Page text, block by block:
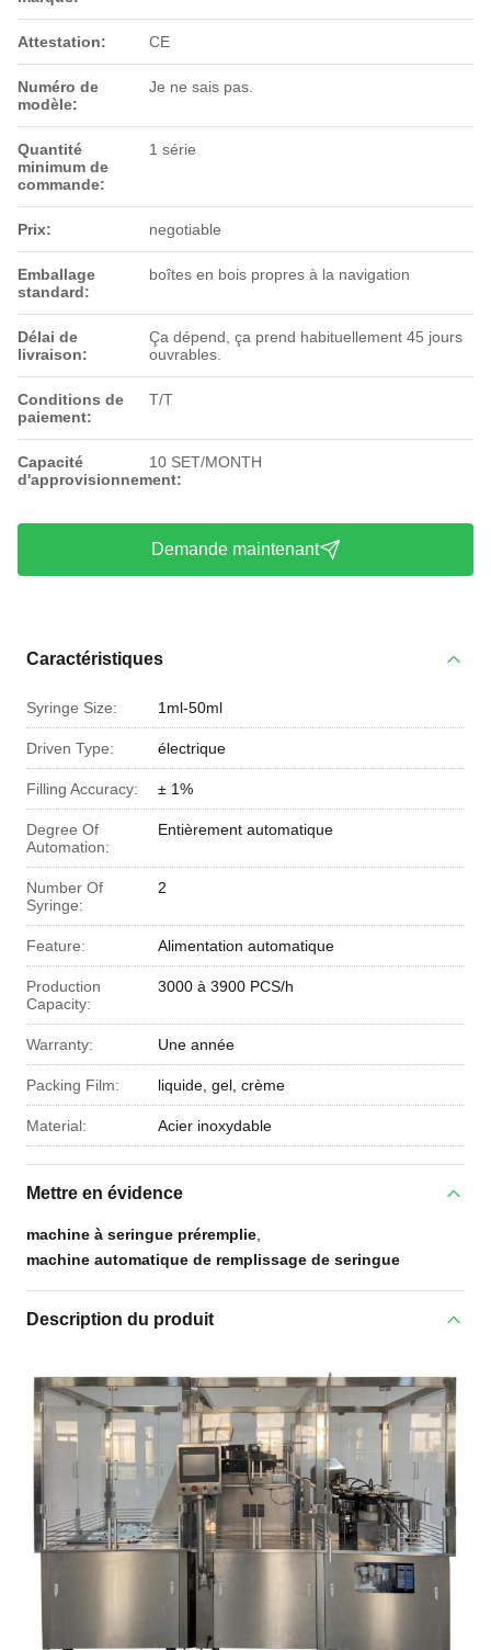
Attestation: CE
Numéro de
modèle:
Je ne sais pas.
Quantité
minimum de
commande:
1 série
Prix: negotiable
Emballage
standard:
boîtes en bois propres à la navigation
Délai de
livraison:
Ça dépend, ça prend habituellement 45 jours
ouvrables.
Conditions de
paiement:
T/T
Capacité
d'approvisionnement:
10 SET/MONTH
Demande maintenant
Caractéristiques
Syringe Size: 1ml-50ml
Driven Type: électrique
Filling Accuracy: ± 1%
Degree Of
Automation:
Entièrement automatique
Number Of
Syringe:
2
Feature: Alimentation automatique
Production
Capacity:
3000 à 3900 PCS/h
Warranty: Une année
Packing Film: liquide, gel, crème
Material: Acier inoxydable
Mettre en évidence
machine à seringue préremplie
machine automatique de remplissage de seringue
Description du produit